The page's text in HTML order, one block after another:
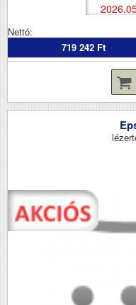
Nettó:
719 242 Ft